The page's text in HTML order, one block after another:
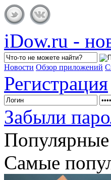
iDow.ru -
Новости Обзор приложений
Регистрация
Забыли
Популярные
Самые